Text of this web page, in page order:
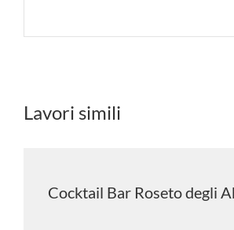
Lavori simili
Cocktail Bar Roseto degli